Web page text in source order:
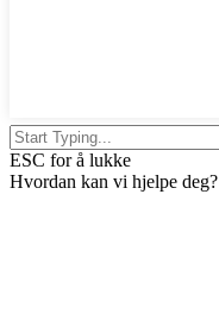
ESC for å lukke
Hvordan kan vi hjelpe deg?